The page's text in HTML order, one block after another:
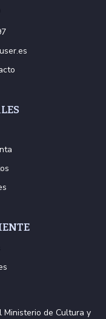
Ministerio de Cultura y